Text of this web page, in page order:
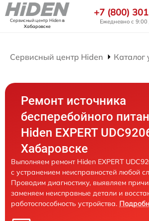
Сервисный центр Hidenв
Хабаровске
+7 (800)
Ежедневно с 9:00
Сервисный центр Hiden Каталог
Ремонт источника
бесперебойного
Hiden EXPERT
Хабаровске
Выполняем ремонт Hiden EXPERT
с устранением неисправностей любой
Проводим диагностику, выявляем
заменяем неисправные детали и
работоспособность устройства.